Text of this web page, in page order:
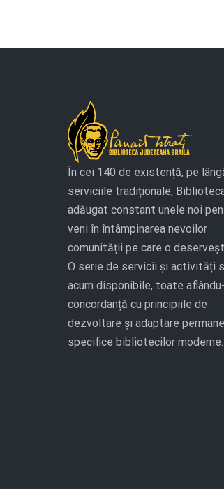
În cei 140 de existență, pe
serviciile tradiționale,
adăugat constant unele noi
veni în întâmpinarea nevoilor
comunității pe care o
O serie de servicii și activități
acum disponibile, toate
concordanță cu principiile de
dezvoltare și adaptare
specifice bibliotecilor moderne.